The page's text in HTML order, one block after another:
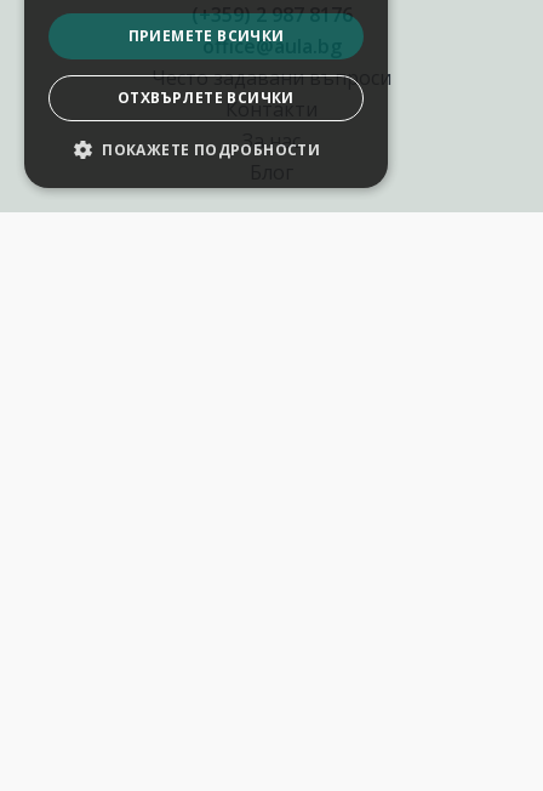
(+359) 2 987 8176
office@aula.bg
Често задавани въпроси
Контакти
За нас
ПРИЕМЕТЕ ВСИЧКИ
ОТХВЪРЛЕТЕ ВСИЧКИ
ПОКАЖЕТЕ ПОДРОБНОСТИ